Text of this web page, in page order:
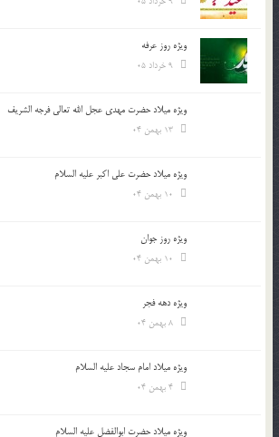
ویژه روز عرفه
ویژه میلاد حضرت مهدی عجل الله تعالی فرجه الشريف
ویژه میلاد حضرت علی اکبر علیه السلام
ویژه روز جوان
ویژه دهه فجر
ویژه میلاد امام سجاد علیه السلام
ویژه میلاد حضرت ابوالفضل علیه السلام